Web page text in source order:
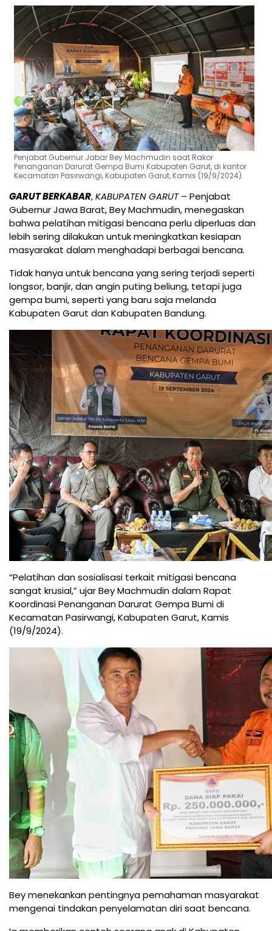
Penjabat Gubernur Jabar Bey Machmudin saat Rakor
Penanganan Darurat Gempa Bumi Kabupaten Garut, di kantor
Kecamatan Pasirwangi, Kabupaten Garut, Kamis (19/9/2024).
GARUT BERKABAR,KABUPATEN GARUT– Penjabat
Gubernur Jawa Barat, Bey Machmudin, menegaskan
bahwa pelatihan mitigasi bencana perlu diperluas dan
lebih sering dilakukan untuk meningkatkan kesiapan
masyarakat dalam menghadapi berbagai bencana.
Tidak hanya untuk bencana yang sering terjadi seperti
longsor, banjir, dan angin puting beliung, tetapi juga
gempa bumi, seperti yang baru saja melanda
Kabupaten Garut dan Kabupaten Bandung.
“Pelatihan dan sosialisasi terkait mitigasi bencana
sangat krusial,” ujar Bey Machmudin dalam Rapat
Koordinasi Penanganan Darurat Gempa Bumi di
Kecamatan Pasirwangi, Kabupaten Garut, Kamis
(19/9/2024).
Bey menekankan pentingnya pemahaman masyarakat
mengenai tindakan penyelamatan diri saat bencana.